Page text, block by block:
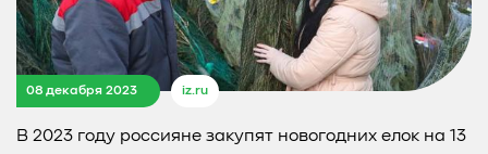
08 декабря 2023 iz.ru
В 2023 году россияне закупят новогодних елок на 13